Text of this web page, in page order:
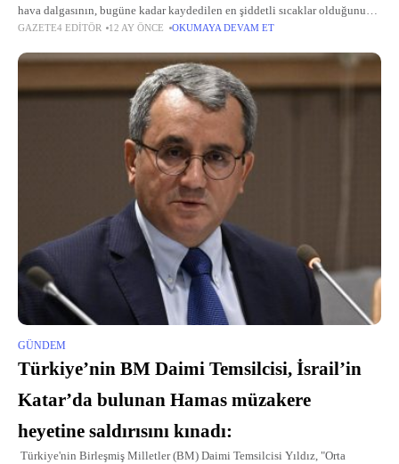
hava dalgasının, bugüne kadar kaydedilen en şiddetli sıcaklar olduğunu
duyurdu. Bu yazın ikinci sıcak hava dalgasını ağustos ayında yaşayan
GAZETE4 EDITÖR 12 AY ÖNCE OKUMAYA DEVAM ET
GÜNDEM
Türkiye’nin BM Daimi Temsilcisi, İsrail’in
Katar’da bulunan Hamas müzakere
heyetine saldırısını kınadı:
Türkiye'nin Birleşmiş Milletler (BM) Daimi Temsilcisi Yıldız, "Orta